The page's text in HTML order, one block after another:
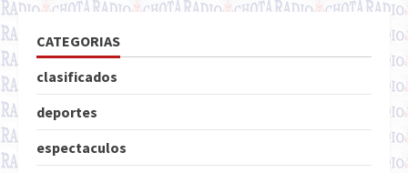
CATEGORIAS
clasificados
deportes
espectaculos